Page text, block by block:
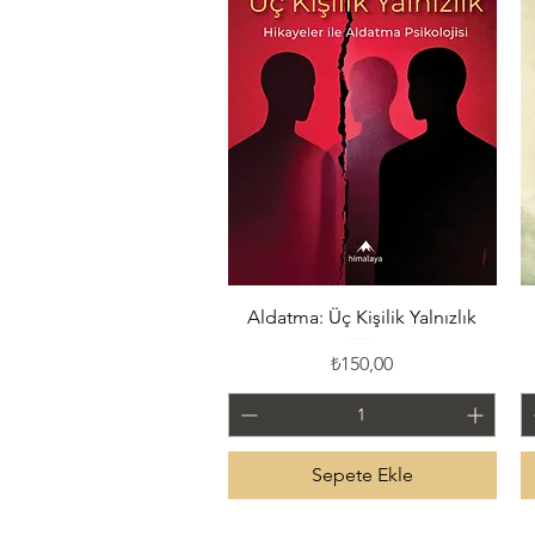
Hızlı Bakış
Aldatma: Üç Kişilik Yalnızlık
Fiyat
₺150,00
Sepete Ekle